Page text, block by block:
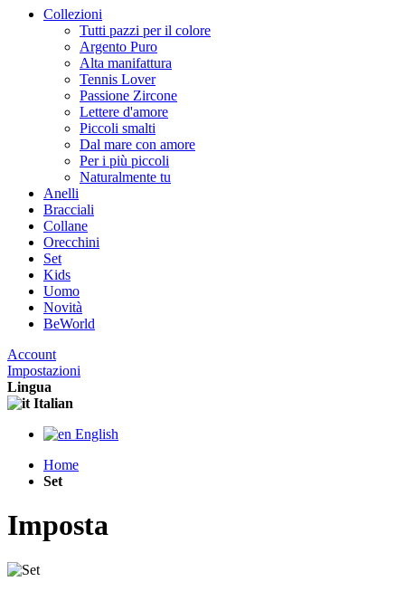
Collezioni
Tutti pazzi per il colore
Argento Puro
Alta manifattura
Tennis Lover
Passione Zircone
Lettere d'amore
Piccoli smalti
Dal mare con amore
Per i più piccoli
Naturalmente tu
Anelli
Bracciali
Collane
Orecchini
Set
Kids
Uomo
Novità
BeWorld
Account
Impostazioni
Lingua
Italian
English
Home
Set
Imposta